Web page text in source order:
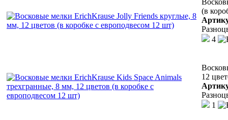
(в
4
12
1